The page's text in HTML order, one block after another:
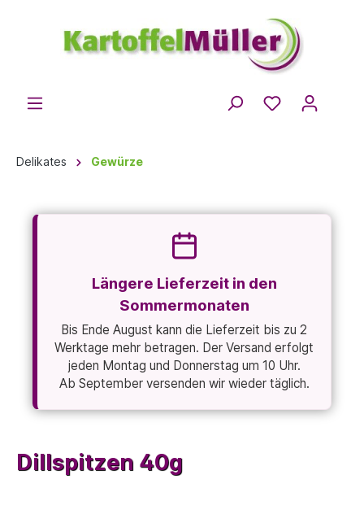
Delikates Gewürze
Längere Lieferzeit in den
Sommermonaten
Bis Ende August kann die Lieferzeit bis zu 2
Werktage mehr betragen. Der Versand erfolgt
jeden Montag und Donnerstag um 10 Uhr.
Ab September versenden wir wieder täglich.
Dillspitzen 40g